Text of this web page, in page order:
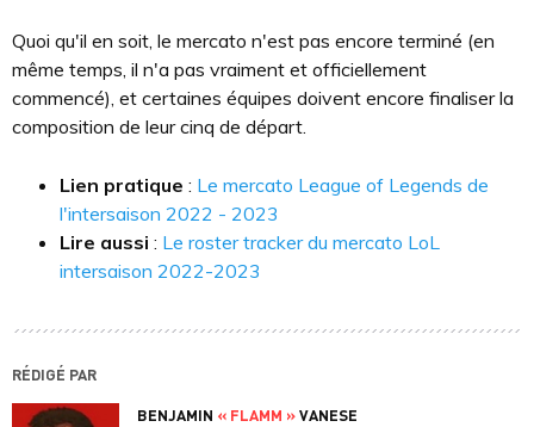
Quoi qu'il en soit, le mercato n'est pas encore terminé (en
même temps, il n'a pas vraiment et officiellement
commencé), et certaines équipes doivent encore finaliser la
composition de leur cinq de départ.
Lien pratique : Le mercato League of Legends de
l'intersaison 2022 - 2023
Lire aussi : Le roster tracker du mercato LoL
intersaison 2022-2023
RÉDIGÉ PAR
BENJAMIN « FLAMM »VANESE